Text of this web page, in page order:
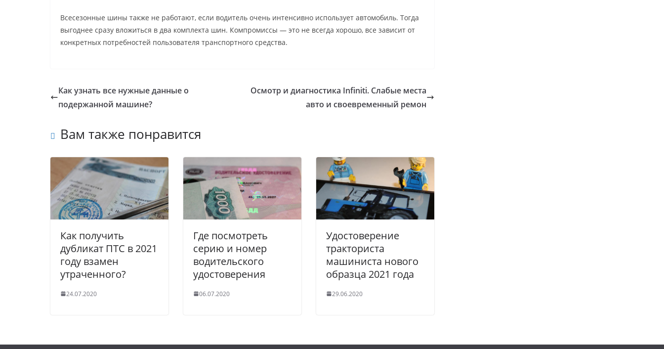
Всесезонные шины также не работают, если водитель очень интенсивно использует автомобиль. Тогда
выгоднее сразу вложиться в два комплекта шин. Компромиссы — это не всегда хорошо, все зависит от
конкретных потребностей пользователя транспортного средства.
Как узнать все нужные данные о
подержанной машине?
Осмотр и диагностика Infiniti. Слабые места
авто и своевременный ремон
Вам также понравится
Как получить
дубликат ПТС в 2021
году взамен
утраченного?
24.07.2020
Где посмотреть
серию и номер
водительского
удостоверения
06.07.2020
Удостоверение
тракториста
машиниста нового
образца 2021 года
29.06.2020